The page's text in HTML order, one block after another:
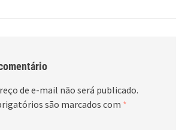
de e-mail não será publicado.
são marcados com *